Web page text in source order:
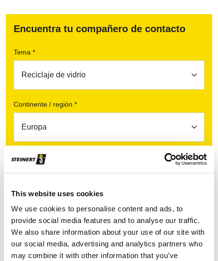
This website uses cookies
We use cookies to personalise content and ads, to
provide social media features and to analyse our traffic.
We also share information about your use of our site with
our social media, advertising and analytics partners who
may combine it with other information that you’ve
Encuentra tu compañero de contacto
Tema *
Continente / región *
País *